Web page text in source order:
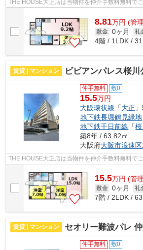
THE HOUSE大正店は当物件を仲介手数料無料でご
8.81万円 (管
敷金 0ヶ月 礼
4階 / 1LDK /
賃貸 | マンション ビビアンパレス桜川公園
仲手無料 敷0
15.5万円
大阪環状線 「大正
地下鉄長堀鶴見緑地
地下鉄千日前線 「桜
築8年 / 63.82㎡
大阪府大阪市浪速区
THE HOUSE大正店は当物件を仲介手数料無料でご
15.5万円 (管
敷金 0ヶ月 礼
7階 / 2LDK /
賃貸 | マンション セオリー難波パレ
仲手無料 敷0